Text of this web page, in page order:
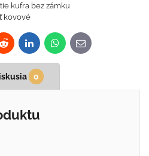
kufra bez zámku
kovové
Reddit LinkedInWhatsApp
E-
mail
0